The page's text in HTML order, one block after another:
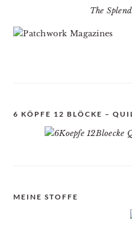
The
6 KÖPFE 12 BLÖCKE –
MEINE STOFFE